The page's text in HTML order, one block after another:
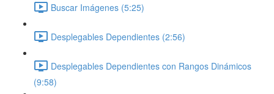
Buscar Imágenes (5:25)
Desplegables Dependientes (2:56)
Desplegables Dependientes con Rangos Dinámicos
(9:58)